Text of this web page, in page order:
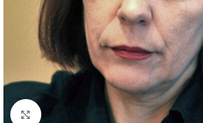
Click to enlarge